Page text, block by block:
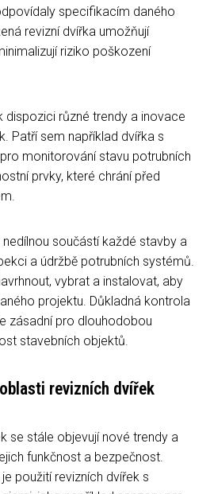
specifikacím daného
revizní dvířka umožňují
riziko poškození
dispozici různé trendy a inovace
Patří sem například dvířka s
monitorování stavu potrubních
prvky, které chrání před
součástí každé stavby a
a údržbě potrubních systémů.
vybrat a instalovat, aby
projektu. Důkladná kontrola
zásadní pro dlouhodobou
stavebních objektů.
revizních dvířek
se stále objevují nové trendy a
funkčnost a bezpečnost.
použití revizních dvířek s